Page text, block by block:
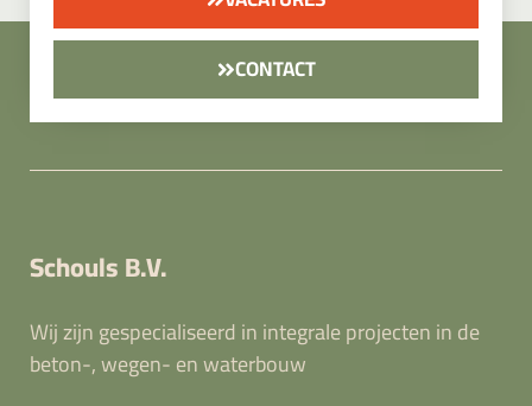
CONTACT
Schouls B.V.
Wij zijn gespecialiseerd in integrale projecten in de
beton-, wegen- en waterbouw